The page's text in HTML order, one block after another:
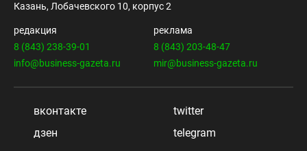
Казань, Лобачевского 10, корпус 2
редакция
8 (843) 238-39-01
info@business-gazeta.ru
реклама
8 (843) 203-48-47
mir@business-gazeta.ru
вконтакте
twitter
дзен
telegram